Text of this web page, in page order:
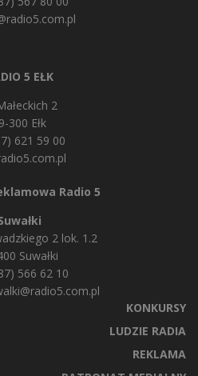
5 EŁK
2
300 Ełk
621 59 00
Radio 5
2 lok. 1.2
Suwałki
566 62 10
KONKURSY
LUDZIE RADIA
REKLAMA